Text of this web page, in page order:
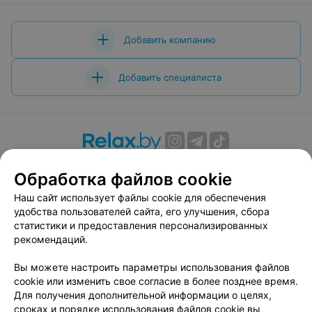
Добавить компанию
Добавить специалиста
Вакансии
Публичный договор
Способы оплаты
Публичный договор по использованию сервиса
«Афиша»
Пользовательское соглашение
Связаться по вопросам сотрудничества
Написать руководителю relax.by
Обработка файлов cookie
Наш сайт использует файлы cookie для обеспечения
удобства пользователей сайта, его улучшения, сбора
статистики и предоставления персонализированных
рекомендаций.
Вы можете настроить параметры использования файлов
cookie или изменить свое согласие в более позднее время.
Для получения дополнительной информации о целях,
сроках и порядке использования файлов cookie вы